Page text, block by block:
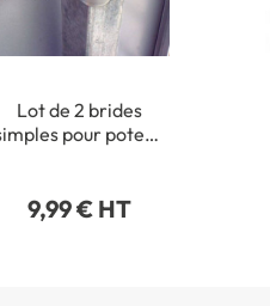
Lot de 2 brides
pour poteau
9,99 € HT